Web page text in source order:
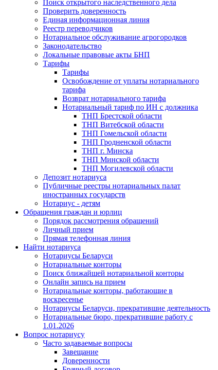
Поиск открытого наследственного дела
Проверить доверенность
Единая информационная линия
Реестр переводчиков
Нотариальное обслуживание агрогородков
Законодательство
Локальные правовые акты БНП
Тарифы
Тарифы
Освобождение от уплаты нотариального
тарифа
Возврат нотариального тарифа
Нотариальный тариф по ИН с должника
ТНП Брестской области
ТНП Витебской области
ТНП Гомельской области
ТНП Гродненской области
ТНП г. Минска
ТНП Минской области
ТНП Могилевской области
Депозит нотариуса
Публичные реестры нотариальных палат
иностранных государств
Нотариус - детям
Обращения граждан и юрлиц
Порядок рассмотрения обращений
Личный прием
Прямая телефонная линия
Найти нотариуса
Нотариусы Беларуси
Нотариальные конторы
Поиск ближайшей нотариальной конторы
Онлайн запись на прием
Нотариальные конторы, работающие в
воскресенье
Нотариусы Беларуси, прекратившие деятельность
Нотариальные бюро, прекратившие работу с
1.01.2026
Вопрос нотариусу
Часто задаваемые вопросы
Завещание
Доверенности